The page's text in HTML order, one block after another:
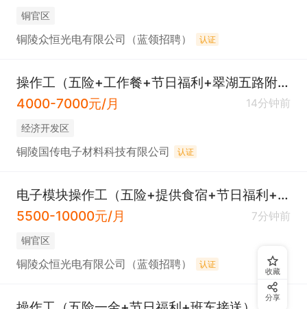
铜官区
铜陵众恒光电有限公司（蓝领招聘） 认证
操作工（五险+工作餐+节日福利+翠湖五路附近）
4000-7000元/月
14分钟前
经济开发区
铜陵国传电子材料科技有限公司 认证
电子模块操作工（五险+提供食宿+节日福利+翠湖五路附近）
5500-10000元/月
7分钟前
铜官区
铜陵众恒光电有限公司（蓝领招聘） 认证
收藏
分享